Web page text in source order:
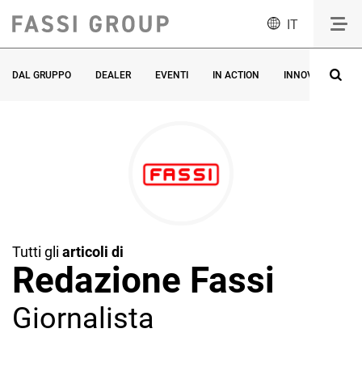
IT
DAL GRUPPO DEALER EVENTI IN ACTION INNOVAZIONE
Tutti gli articoli di
Redazione Fassi
Giornalista